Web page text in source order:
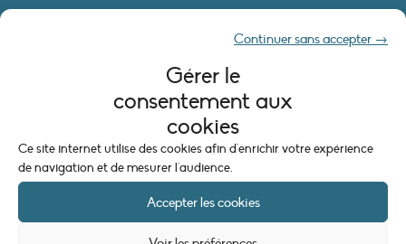
Gérer le
consentement aux
cookies
Ce site internet utilise des cookies afin d'enrichir votre expérience
de navigation et de mesurer l'audience.
Accepter les cookies
Continuer sans accepter →
INFORMATIONS LÉGALES
Mentions légales
Politique de cookies (UE)